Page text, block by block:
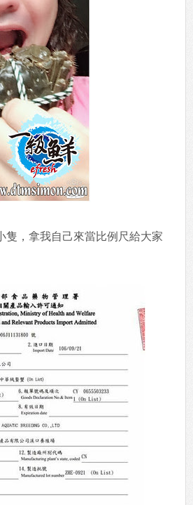
隻，拿我自己來當比例尺給大家